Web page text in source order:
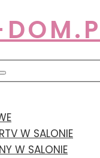
W SALONIE
W SALONIE